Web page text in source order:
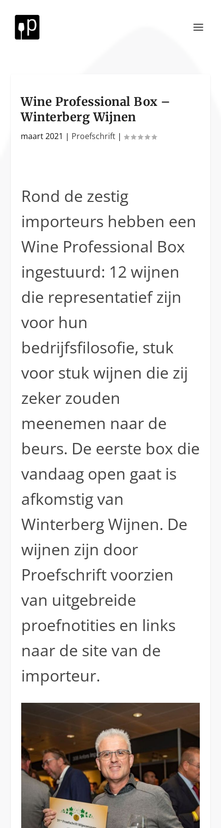
Wine Professional Box –
Winterberg Wijnen
maart 2021 | Proefschrift |
Rond de zestig
importeurs hebben een
Wine Professional Box
ingestuurd: 12 wijnen
die representatief zijn
voor hun
bedrijfsfilosofie, stuk
voor stuk wijnen die zij
zeker zouden
meenemen naar de
beurs. De eerste box die
vandaag open gaat is
afkomstig van
Winterberg Wijnen. De
wijnen zijn door
Proefschrift voorzien
van uitgebreide
proefnotities en links
naar de site van de
importeur.